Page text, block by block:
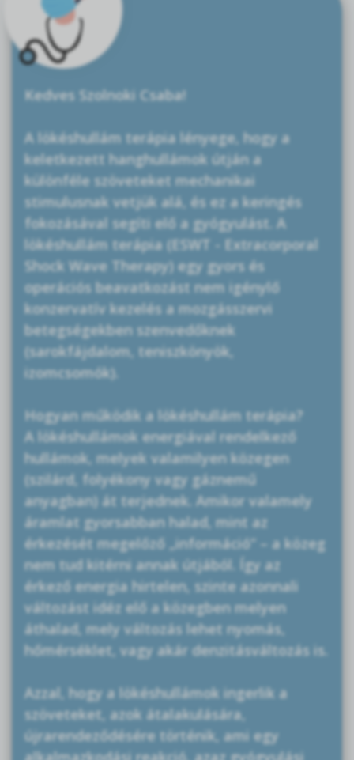
Kedves Szolnoki Csaba!
A lökéshullám terápia lényege, hogy a
keletkezett hanghullámok útján a
különféle szöveteket mechanikai
stimulusnak vetjük alá, és ez a keringés
fokozásával segíti elő a gyógyulást. A
lökéshullám terápia (ESWT - Extracorporal
Shock Wave Therapy) egy gyors és
operációs beavatkozást nem igénylő
konzervatív kezelés a mozgásszervi
betegségekben szenvedőknek
(sarokfájdalom, teniszkönyök,
izomcsomók).
Hogyan működik a lökéshullám terápia?
A lökéshullámok energiával rendelkező
hullámok, melyek valamilyen közegen
(szilárd, folyékony vagy gáznemű
anyagban) át terjednek. Amikor valamely
áramlat gyorsabban halad, mint az
érkezését megelőző „információ” – a közeg
nem tud kitérni annak útjából. Így az
érkező energia hirtelen, szinte azonnali
változást idéz elő a közegben melyen
áthalad, mely változás lehet nyomás,
hőmérséklet, vagy akár denzitásváltozás is.
Azzal, hogy a lökéshullámok ingerlik a
szöveteket, azok átalakulására,
újrarendeződésére történik, ami egy